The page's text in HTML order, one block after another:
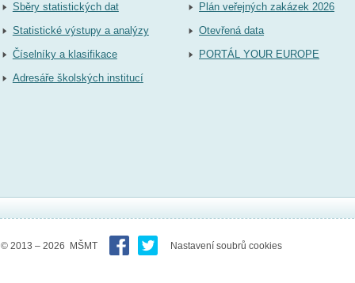
Sběry statistických dat
Statistické výstupy a analýzy
Číselníky a klasifikace
Adresáře školských institucí
Plán veřejných zakázek 2026
Otevřená data
PORTÁL YOUR EUROPE
© 2013 – 2026 MŠMT Nastavení soubrů cookies